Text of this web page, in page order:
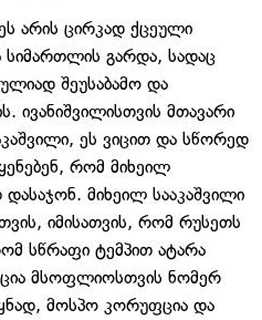
არის ცირკად ქცეული
სიმართლის გარდა, სადაც
შეუსაბამო და
ივანიშვილისთვის მთავარი
ეს ვიცით და სწორედ
რომ მიხეილ
დასაჯონ. მიხეილ სააკაშვილი
იმისათვის, რომ რუსეთს
სწრაფი ტემპით ატარა
მსოფლიოსთვის ნომერ
მოსპო კორუფცია და